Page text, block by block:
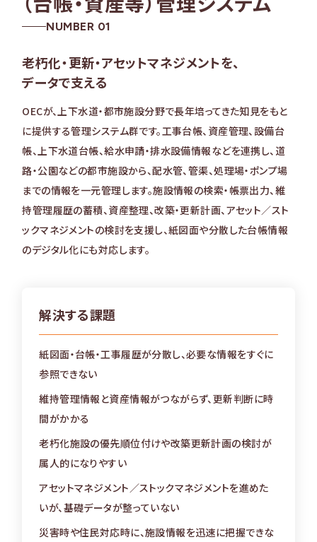
NUMBER 01
老朽化・更新・アセットマネジメントを、
データで支える
OECが、上下水道・都市施設分野で長年培ってきた知見をもと
に提供する管理システム群です。工事台帳、資産管理、設備台
帳、上下水道台帳、給水申請・排水設備情報などを連携し、道
路・公園などの都市施設から、配水管、管渠、処理場・ポンプ場
までの情報を一元管理します。施設情報の検索・帳票出力、維
持管理履歴の蓄積、資産整理、改築・更新計画、アセット／スト
ックマネジメントの検討を支援し、紙図面や分散した台帳情報
のデジタル化にも対応します。
解決する課題
紙図面・台帳・工事履歴が分散し、必要な情報をすぐに
参照できない
維持管理情報と資産情報がつながらず、更新判断に時
間がかかる
老朽化施設の優先順位付けや改築更新計画の検討が
属人的になりやすい
アセットマネジメント／ストックマネジメントを進めた
いが、基礎データが整っていない
災害時や住民対応時に、施設情報を迅速に把握できな